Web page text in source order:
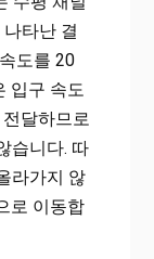
타난 결
도를 20
입구 속도
달하므로
습니다. 따
라가지 않
로 이동합